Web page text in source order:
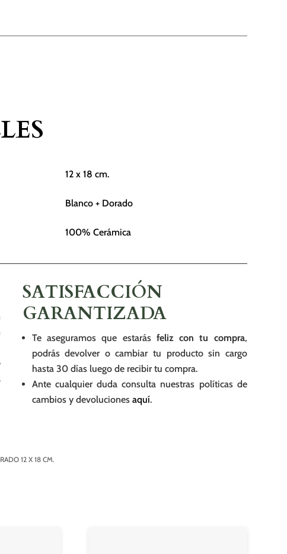
12 x 18 cm.
Blanco + Dorado
100% Cerámica
SATISFACCIÓN
GARANTIZADA
Te aseguramos que estarás feliz con tu compra,
podrás devolver o cambiar tu producto sin cargo
hasta 30 días luego de recibir tu compra.
Ante cualquier duda consulta nuestras políticas de
cambios y devoluciones aquí.
12 X 18 CM.